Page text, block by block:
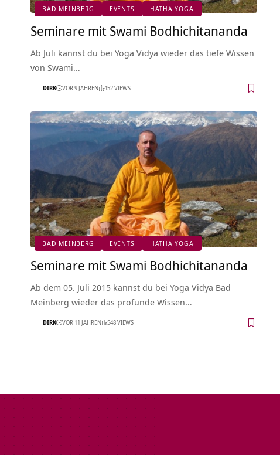
BAD MEINBERG EVENTS HATHA YOGA
Seminare mit Swami Bodhichitananda
Ab Juli kannst du bei Yoga Vidya wieder das tiefe Wissen
von Swami…
DIRK VOR 9 JAHREN 452 VIEWS
BAD MEINBERG EVENTS HATHA YOGA
Seminare mit Swami Bodhichitananda
Ab dem 05. Juli 2015 kannst du bei Yoga Vidya Bad
Meinberg wieder das profunde Wissen…
DIRK VOR 11 JAHREN 548 VIEWS